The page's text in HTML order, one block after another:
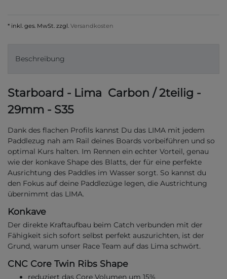
* inkl. ges. MwSt. zzgl. Versandkosten
Beschreibung
Starboard - Lima Carbon / 2teilig -
29mm - S35
Dank des flachen Profils kannst Du das LIMA mit jedem
Paddlezug nah am Rail deines Boards vorbeiführen und so
optimal Kurs halten. Im Rennen ein echter Vorteil, genau
wie der konkave Shape des Blatts, der für eine perfekte
Ausrichtung des Paddles im Wasser sorgt. So kannst du
den Fokus auf deine Paddlezüge legen, die Austrichtung
übernimmt das LIMA.
Konkave
Der direkte Kraftaufbau beim Catch verbunden mit der
Fähigkeit sich sofort selbst perfekt auszurichten, ist der
Grund, warum unser Race Team auf das Lima schwört.
CNC Core Twin Ribs Shape